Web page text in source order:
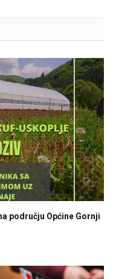
području Općine Gornji